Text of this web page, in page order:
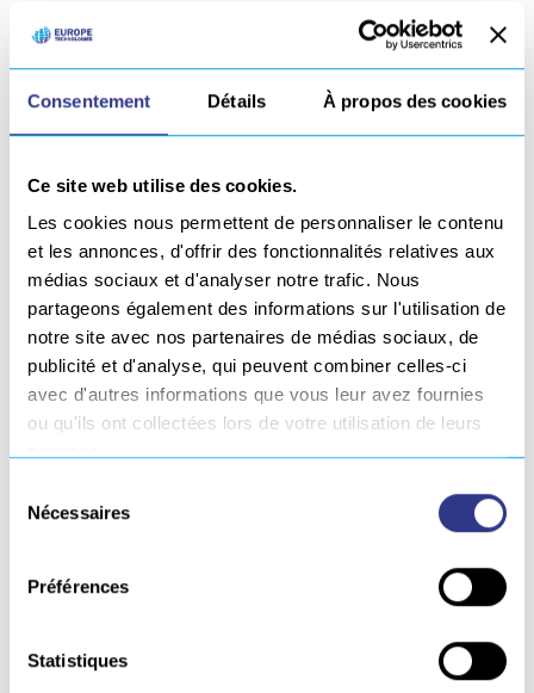
Consentement Détails À propos des cookies
Ce site web utilise des cookies.
Les cookies nous permettent de personnaliser le contenu
et les annonces, d'offrir des fonctionnalités relatives aux
médias sociaux et d'analyser notre trafic. Nous
partageons également des informations sur l'utilisation de
notre site avec nos partenaires de médias sociaux, de
publicité et d'analyse, qui peuvent combiner celles-ci
avec d'autres informations que vous leur avez fournies
ou qu'ils ont collectées lors de votre utilisation de leurs
Nécessaires
Préférences
Statistiques
Pays*
Code Postal
Marque concernée *